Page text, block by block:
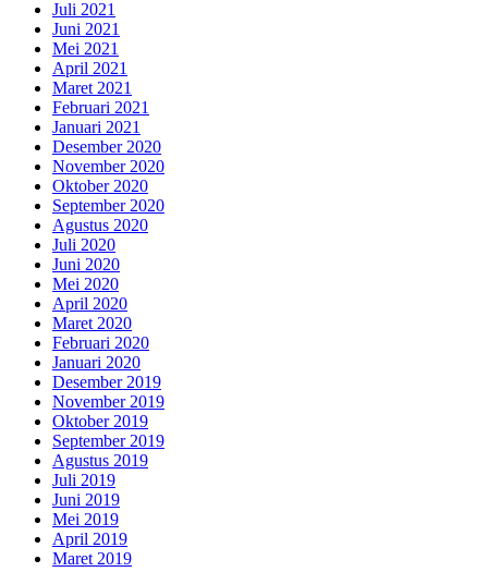
Juli 2021
Juni 2021
Mei 2021
April 2021
Maret 2021
Februari 2021
Januari 2021
Desember 2020
November 2020
Oktober 2020
September 2020
Agustus 2020
Juli 2020
Juni 2020
Mei 2020
April 2020
Maret 2020
Februari 2020
Januari 2020
Desember 2019
November 2019
Oktober 2019
September 2019
Agustus 2019
Juli 2019
Juni 2019
Mei 2019
April 2019
Maret 2019